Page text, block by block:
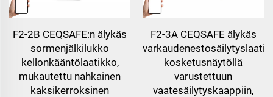
F2-2B CEQSAFE:n älykäs
sormenjälkilukko
kellonkääntölaatikko,
mukautettu nahkainen
kaksikerroksinen
F2-3A CEQSAFE älykäs
kosketusnäytöllä
varustettuun
vaatesäilytyskaappiin,